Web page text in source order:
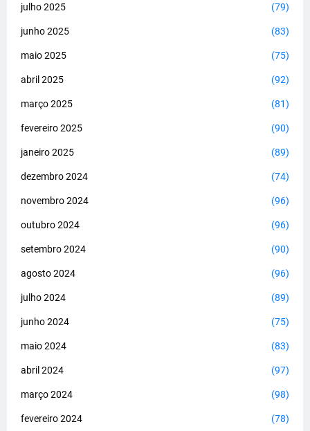
julho 2025 (79)
junho 2025 (83)
maio 2025 (75)
abril 2025 (92)
março 2025 (81)
fevereiro 2025 (90)
janeiro 2025 (89)
dezembro 2024 (74)
novembro 2024 (96)
outubro 2024 (96)
setembro 2024 (90)
agosto 2024 (96)
julho 2024 (89)
junho 2024 (75)
maio 2024 (83)
abril 2024 (97)
março 2024 (98)
fevereiro 2024 (78)